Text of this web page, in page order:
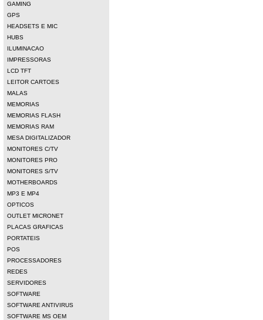
GAMING
GPS
HEADSETS E MIC
HUBS
ILUMINACAO
IMPRESSORAS
LCD TFT
LEITOR CARTOES
MALAS
MEMORIAS
MEMORIAS FLASH
MEMORIAS RAM
MESA DIGITALIZADOR
MONITORES C/TV
MONITORES PRO
MONITORES S/TV
MOTHERBOARDS
MP3 E MP4
OPTICOS
OUTLET MICRONET
PLACAS GRAFICAS
PORTATEIS
POS
PROCESSADORES
REDES
SERVIDORES
SOFTWARE
SOFTWARE ANTIVIRUS
SOFTWARE MS OEM